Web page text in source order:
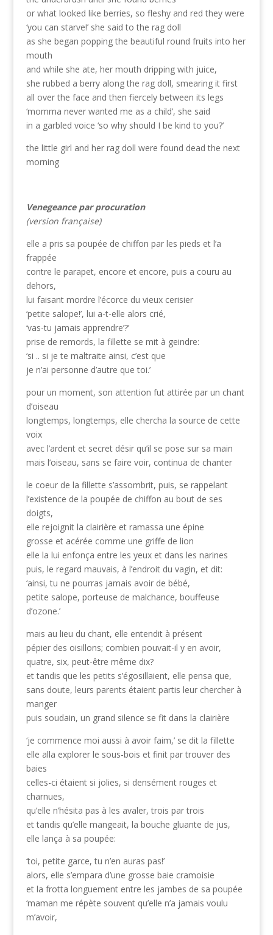
or what looked like berries, so fleshy and red they were
‘you can starve!’ she said to the rag doll
as she began popping the beautiful round fruits into her
mouth
and while she ate, her mouth dripping with juice,
she rubbed a berry along the rag doll, smearing it first
all over the face and then fiercely between its legs
‘momma never wanted me as a child’, she said
in a garbled voice ‘so why should I be kind to you?’
the little girl and her rag doll were found dead the next
morning
Venegeance par procuration
(version française)
elle a pris sa poupée de chiffon par les pieds et l’a
frappée
contre le parapet, encore et encore, puis a couru au
dehors,
lui faisant mordre l’écorce du vieux cerisier
‘petite salope!’, lui a-t-elle alors crié,
‘vas-tu jamais apprendre’?’
prise de remords, la fillette se mit à geindre:
‘si .. si je te maltraite ainsi, c’est que
je n’ai personne d’autre que toi.’
pour un moment, son attention fut attirée par un chant
d’oiseau
longtemps, longtemps, elle chercha la source de cette
voix
avec l’ardent et secret désir qu’il se pose sur sa main
mais l’oiseau, sans se faire voir, continua de chanter
le coeur de la fillette s’assombrit, puis, se rappelant
l’existence de la poupée de chiffon au bout de ses
doigts,
elle rejoignit la clairière et ramassa une épine
grosse et acérée comme une griffe de lion
elle la lui enfonça entre les yeux et dans les narines
puis, le regard mauvais, à l’endroit du vagin, et dit:
‘ainsi, tu ne pourras jamais avoir de bébé,
petite salope, porteuse de malchance, bouffeuse
d’ozone.’
mais au lieu du chant, elle entendit à présent
pépier des oisillons; combien pouvait-il y en avoir,
quatre, six, peut-être même dix?
et tandis que les petits s’égosillaient, elle pensa que,
sans doute, leurs parents étaient partis leur chercher à
manger
puis soudain, un grand silence se fit dans la clairière
‘je commence moi aussi à avoir faim,’ se dit la fillette
elle alla explorer le sous-bois et finit par trouver des
baies
celles-ci étaient si jolies, si densément rouges et
charnues,
qu’elle n’hésita pas à les avaler, trois par trois
et tandis qu’elle mangeait, la bouche gluante de jus,
elle lança à sa poupée:
‘toi, petite garce, tu n’en auras pas!’
alors, elle s’empara d’une grosse baie cramoisie
et la frotta longuement entre les jambes de sa poupée
‘maman me répète souvent qu’elle n’a jamais voulu
m’avoir,